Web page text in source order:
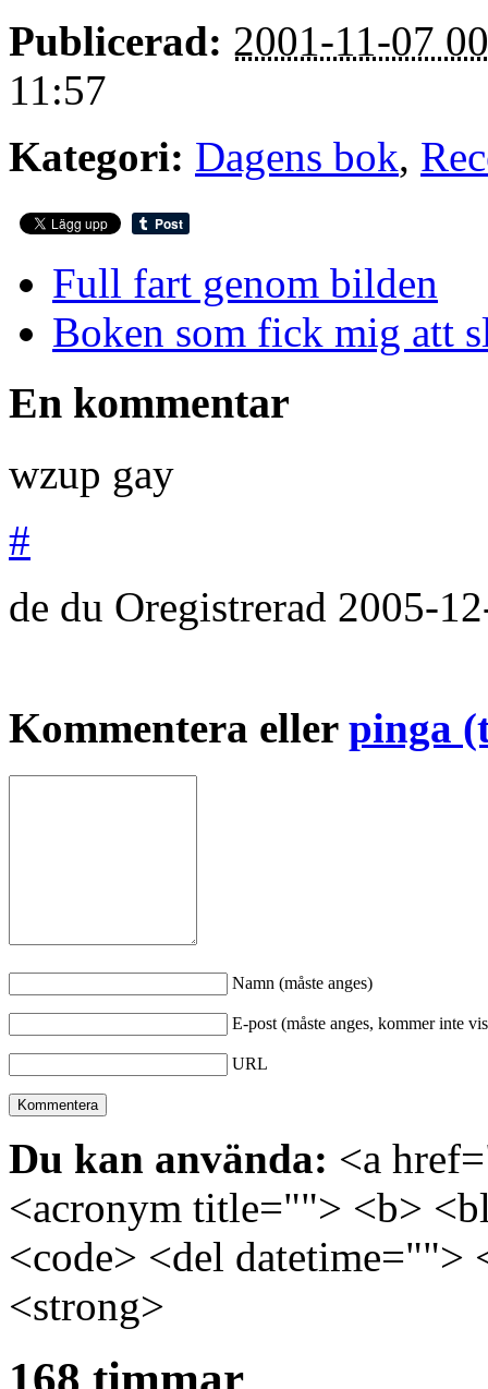
Publicerad: 2001-11-07
11:57
Kategori: Dagens bok,
Full fart genom bilden
Boken som fick mig att
En kommentar
wzup gay
#
de du Oregistrerad 2005-
Kommentera eller pinga
Namn (måste anges)
E-post (måste anges, kommer inte
URL
Du kan använda: <a
<acronym title=""> <b>
<code> <del
<strong>